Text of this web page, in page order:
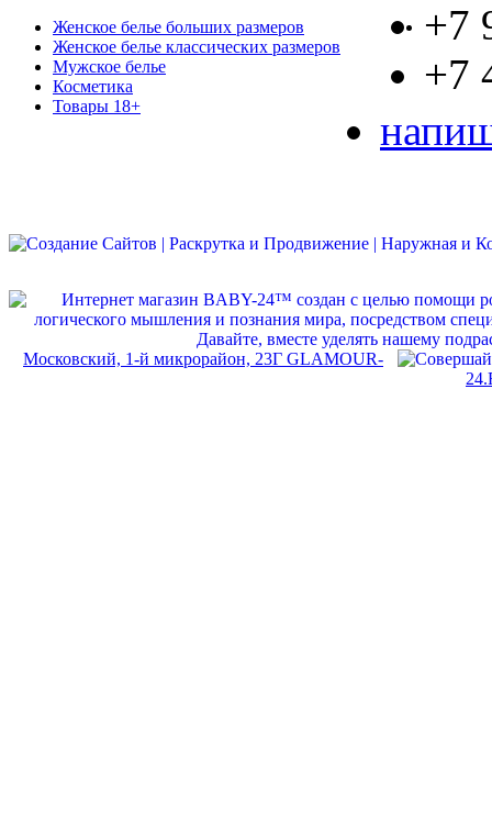
Женское белье больших размеров
Женское белье классических размеров
Мужское белье
Косметика
Товары 18+
+7
+7
Московский, 1-й микрорайон, 23Г GLAMOUR-